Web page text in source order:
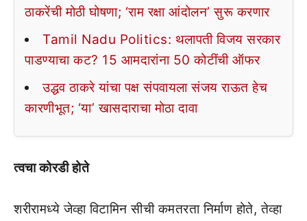
ठाकरेंची मोठी घोषणा; ‘राम रक्षा आंदोलन’ सुरू करणार
Tamil Nadu Politics: थलापती विजय सरकार
पाडण्याचा कट? 15 आमदारांना 50 कोटींची ऑफर
उद्धव ठाकरे यांचा पक्ष संपवायला संजय राऊत हेच
कारणीभूत; ‘या’ खासदाराचा मोठा दावा
त्वचा कोरडी होते
शरीरामध्ये जेव्हा विटामिन सीची कमतरता निर्माण होते, तेव्हा